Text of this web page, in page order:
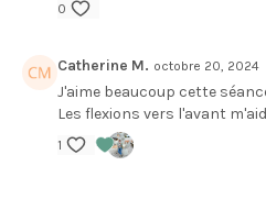
0
Catherine M. octobre 20, 2024
J'aime beaucoup cette
Les flexions vers l'avant
1